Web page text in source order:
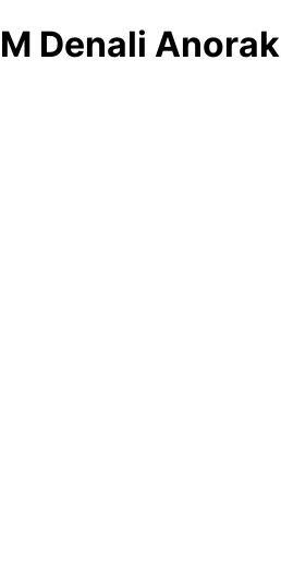
M Denali Anorak